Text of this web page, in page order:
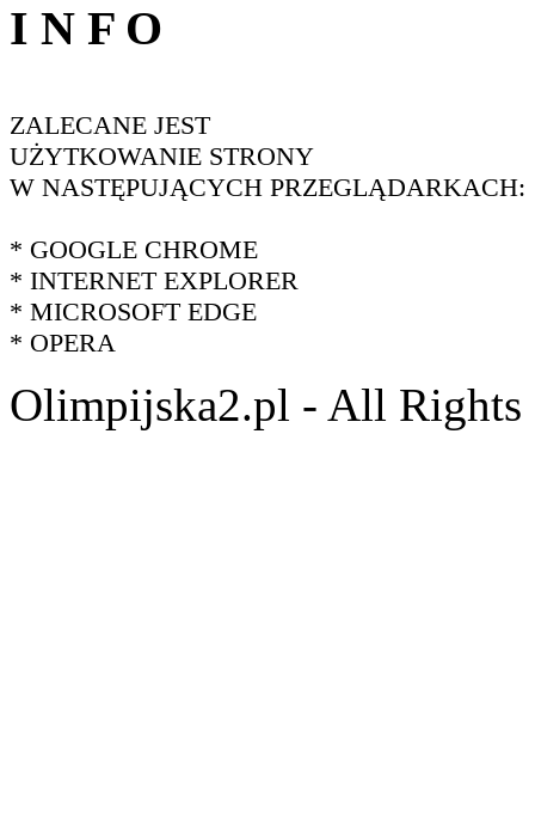
I N F O
ZALECANE JEST
UŻYTKOWANIE STRONY
W NASTĘPUJĄCYCH PRZEGLĄDARKACH:
* GOOGLE CHROME
* INTERNET EXPLORER
* MICROSOFT EDGE
* OPERA
Olimpijska2.pl - All Rights